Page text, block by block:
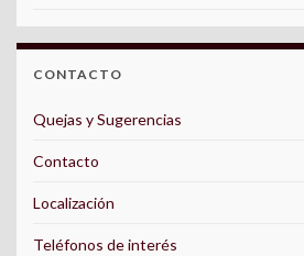
CONTACTO
Quejas y Sugerencias
Contacto
Localización
Teléfonos de interés